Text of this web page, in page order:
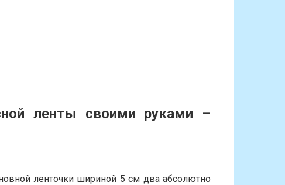
ленты своими руками –
ленточки шириной 5 см два абсолютно